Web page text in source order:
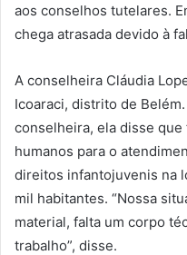
aos conselhos tutelares.
chega atrasada devido à
A conselheira Cláudia
Icoaraci, distrito de
conselheira, ela disse
humanos para o
direitos infantojuvenis na
mil habitantes. “Nossa
material, falta um corpo
trabalho”, disse.